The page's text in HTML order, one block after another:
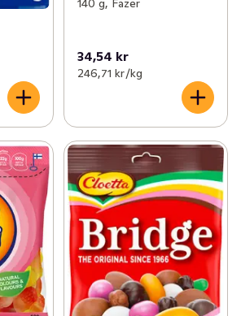
140 g, Fazer
34,54 kr
246,71 kr /kg